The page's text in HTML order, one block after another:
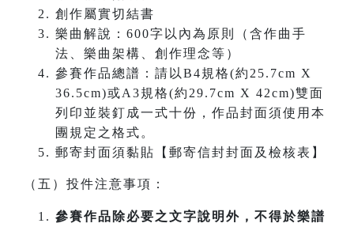
創作屬實切結書
樂曲解說：600字以內為原則（含作曲手
法、樂曲架構、創作理念等）
參賽作品總譜：請以B4規格(約25.7cm X
36.5cm)或A3規格(約29.7cm X 42cm)雙面
列印並裝釘成一式十份，作品封面須使用本
團規定之格式。
郵寄封面須黏貼【郵寄信封封面及檢核表】
（五）投件注意事項：
參賽作品除必要之文字說明外，不得於樂譜